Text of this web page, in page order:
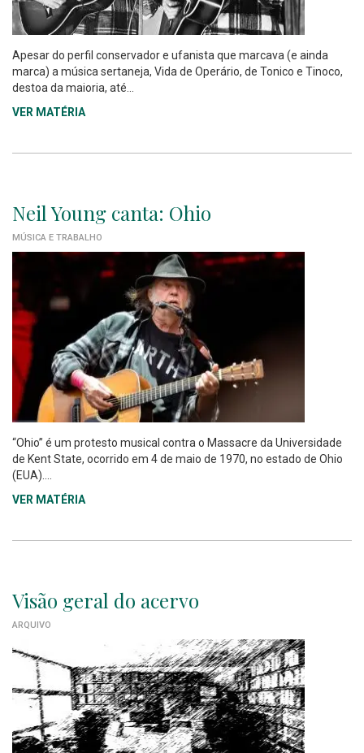
Apesar do perfil conservador e ufanista que marcava (e ainda
marca) a música sertaneja, Vida de Operário, de Tonico e Tinoco,
destoa da maioria, até...
VER MATÉRIA
Neil Young canta: Ohio
MÚSICA E TRABALHO
“Ohio” é um protesto musical contra o Massacre da Universidade
de Kent State, ocorrido em 4 de maio de 1970, no estado de Ohio
(EUA)....
VER MATÉRIA
Visão geral do acervo
ARQUIVO